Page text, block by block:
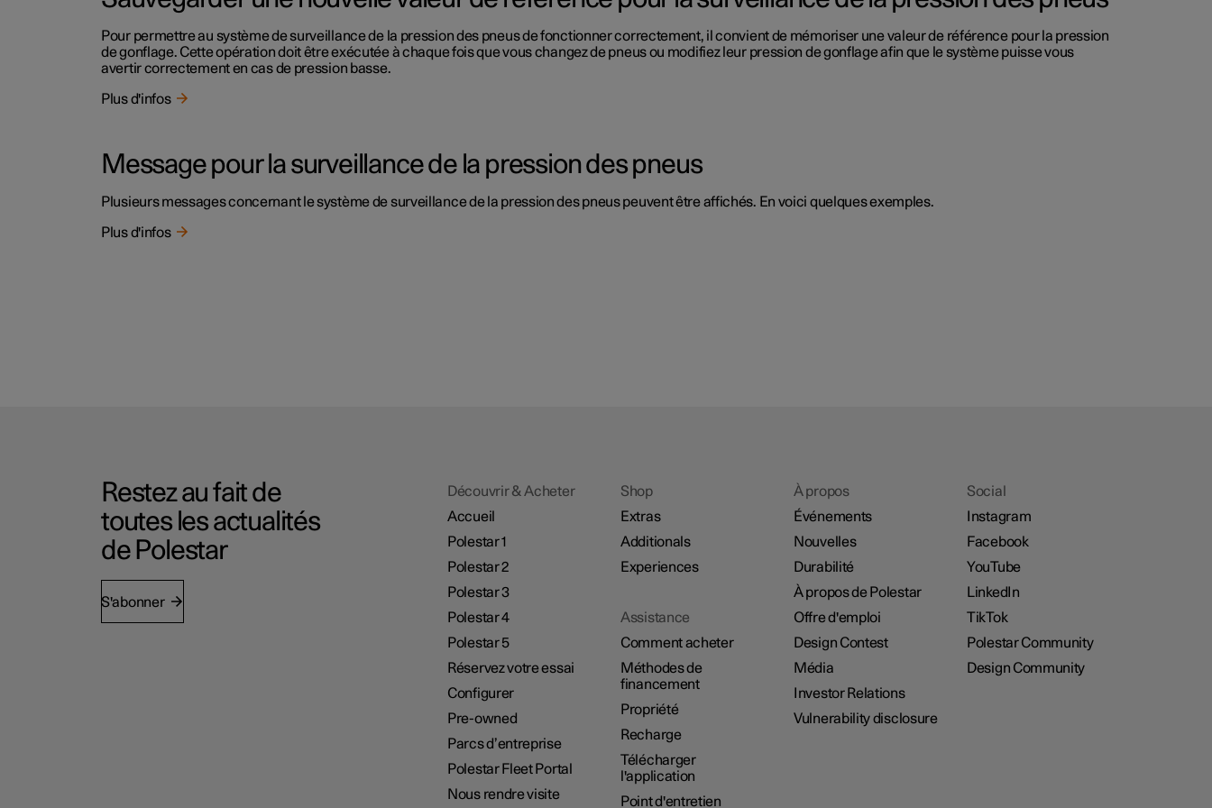
Pour permettre au système de surveillance de la pression des pneus de fonctionner correctement, il convient de mémoriser une valeur de référence pour la pression
de gonflage. Cette opération doit être exécutée à chaque fois que vous changez de pneus ou modifiez leur pression de gonflage afin que le système puisse vous
avertir correctement en cas de pression basse.
Plus d'infos
Message pour la surveillance de la pression des pneus
Plusieurs messages concernant le système de surveillance de la pression des pneus peuvent être affichés. En voici quelques exemples.
Plus d'infos
Restez au fait de
toutes les actualités
de Polestar
S'abonner
Découvrir & Acheter
Accueil
Polestar 1
Polestar 2
Polestar 3
Polestar 4
Polestar 5
Réservez votre essai
Configurer
Pre-owned
Parcs d’entreprise
Polestar Fleet Portal
Nous rendre visite
Shop
Extras
Additionals
Experiences
Assistance
Comment acheter
Méthodes de
financement
Propriété
Recharge
Télécharger
l'application
Point d'entretien
À propos
Événements
Nouvelles
Durabilité
À propos de Polestar
Offre d'emploi
Design Contest
Média
Investor Relations
Vulnerability disclosure
Social
Instagram
Facebook
YouTube
LinkedIn
TikTok
Polestar Community
Design Community